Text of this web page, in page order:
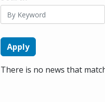
There is no news that